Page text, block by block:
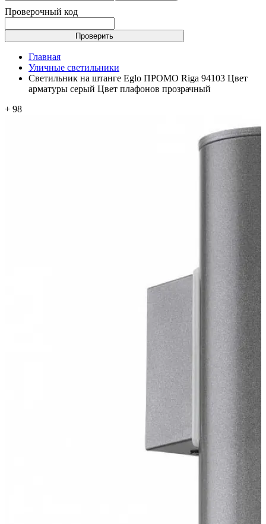
Проверочный код
Проверить
Главная
Уличные светильники
Светильник на штанге Eglo ПРОМО Riga 94103 Цвет
арматуры серый Цвет плафонов прозрачный
+ 98